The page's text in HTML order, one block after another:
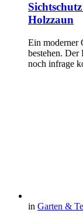
Holzzaun
Ein moderner
bestehen. Der
noch infrage
in Garten &